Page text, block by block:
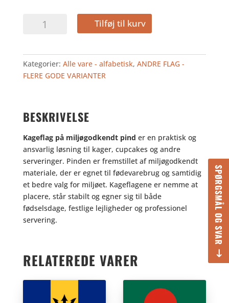
SPØRGSMÅL OG SVAR
FILIPPINERNE
antal
Tilføj til kurv
Kategorier: Alle vare - alfabetisk, ANDRE FLAG -
FLERE GODE VARIANTER
BESKRIVELSE
Kageflag på miljøgodkendt pind er en praktisk og
ansvarlig løsning til kager, cupcakes og andre
serveringer. Pinden er fremstillet af miljøgodkendt
materiale, der er egnet til fødevarebrug og samtidig
et bedre valg for miljøet. Kageflagene er nemme at
placere, står stabilt og egner sig til både
fødselsdage, festlige lejligheder og professionel
servering.
RELATEREDE VARER